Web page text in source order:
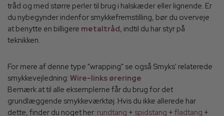
tråd og med større perler til brug i halskæder eller lignende. Er
du nybegynder indenfor smykkefremstilling, bør du overveje
at benytte en billigere metaltråd, indtil du har styr på
teknikken.
For mere af denne type "wrapping" se også Smyks' relaterede
smykkevejledning: Wire-links øreringe
Bemærk at til alle eksemplerne får du brug for det
grundlæggende smykkeværktøj. Hvis du ikke allerede har
dette, finder du noget her: rundtang + spidstang + fladtang +